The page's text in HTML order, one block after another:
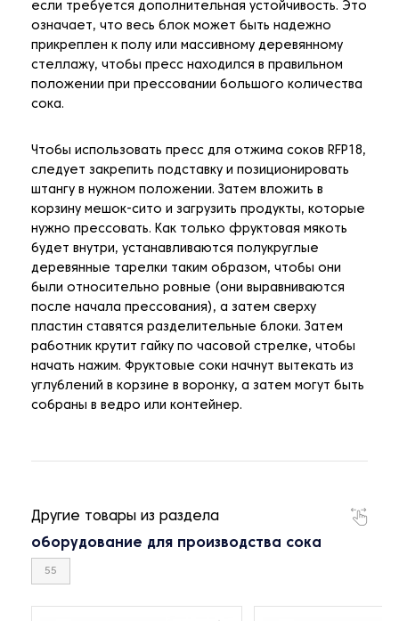
если требуется дополнительная устойчивость. Это
означает, что весь блок может быть надежно
прикреплен к полу или массивному деревянному
стеллажу, чтобы пресс находился в правильном
положении при прессовании большого количества
сока.
Чтобы использовать пресс для отжима соков RFP18,
следует закрепить подставку и позиционировать
штангу в нужном положении. Затем вложить в
корзину мешок-сито и загрузить продукты, которые
нужно прессовать. Как только фруктовая мякоть
будет внутри, устанавливаются полукруглые
деревянные тарелки таким образом, чтобы они
были относительно ровные (они выравниваются
после начала прессования), а затем сверху
пластин ставятся разделительные блоки. Затем
работник крутит гайку по часовой стрелке, чтобы
начать нажим. Фруктовые соки начнут вытекать из
углублений в корзине в воронку, а затем могут быть
собраны в ведро или контейнер.
Другие товары из раздела
оборудование для производства сока
55